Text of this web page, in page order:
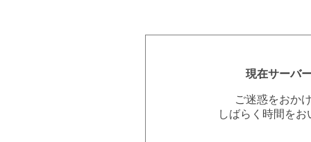
現在サーバ
ご迷惑をおか
しばらく時間を